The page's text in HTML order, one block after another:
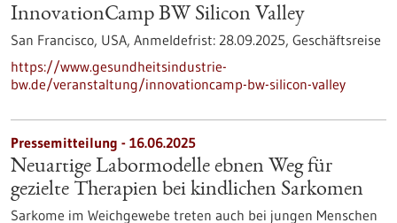
InnovationCamp BW Silicon Valley
San Francisco, USA, Anmeldefrist: 28.09.2025, Geschäftsreise
https://www.gesundheitsindustrie-
bw.de/veranstaltung/innovationcamp-bw-silicon-valley
Pressemitteilung - 16.06.2025
Neuartige Labormodelle ebnen Weg für
gezielte Therapien bei kindlichen Sarkomen
Sarkome im Weichgewebe treten auch bei jungen Menschen